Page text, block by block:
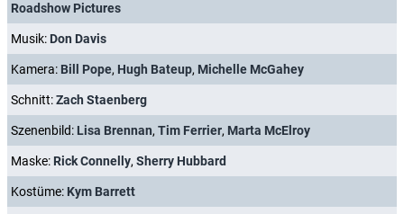
Roadshow Pictures
Musik: Don Davis
Kamera: Bill Pope, Hugh Bateup, Michelle McGahey
Schnitt:Zach Staenberg
Szenenbild: Lisa Brennan, Tim Ferrier, Marta McElroy
Maske: Rick Connelly, Sherry Hubbard
Kostüme: Kym Barrett